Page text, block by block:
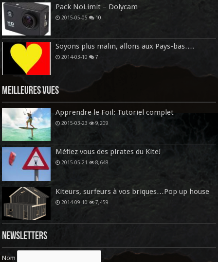
Pack NoLimit – Dolycam
2015-05-05 10
Soyons plus malin, allons aux Pays-bas….
2014-03-10 7
Meilleures vues
Apprendre le Foil: Tutoriel complet
2015-03-23 9,209
Méfiez vous des pirates du Kite!
2015-05-21 8,648
Kiteurs, surfeurs à vos briques…Pop up house
2014-09-10 7,459
Newsletters
Nom